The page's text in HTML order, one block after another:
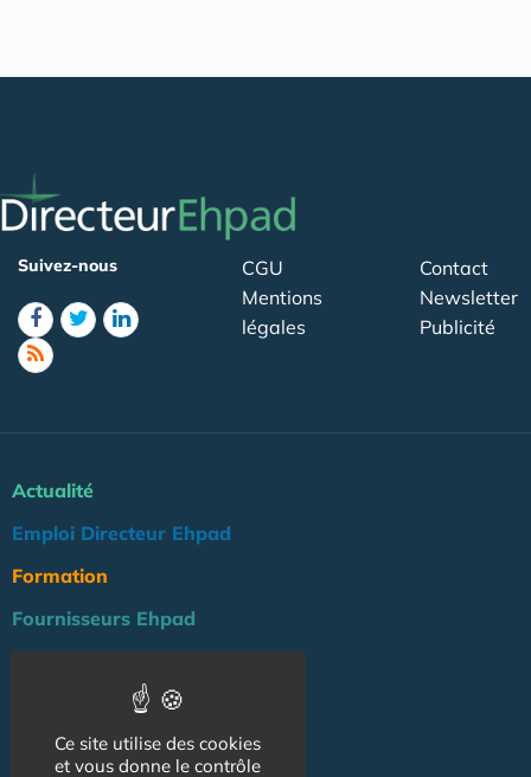
Suivez-nous
CGU
Mentions
légales
Contact
Newsletter
Publicité
Actualité
Emploi Directeur Ehpad
Formation
Fournisseurs Ehpad
Réglementation
OutilsCe site utilise des cookies
et vous donne le contrôle